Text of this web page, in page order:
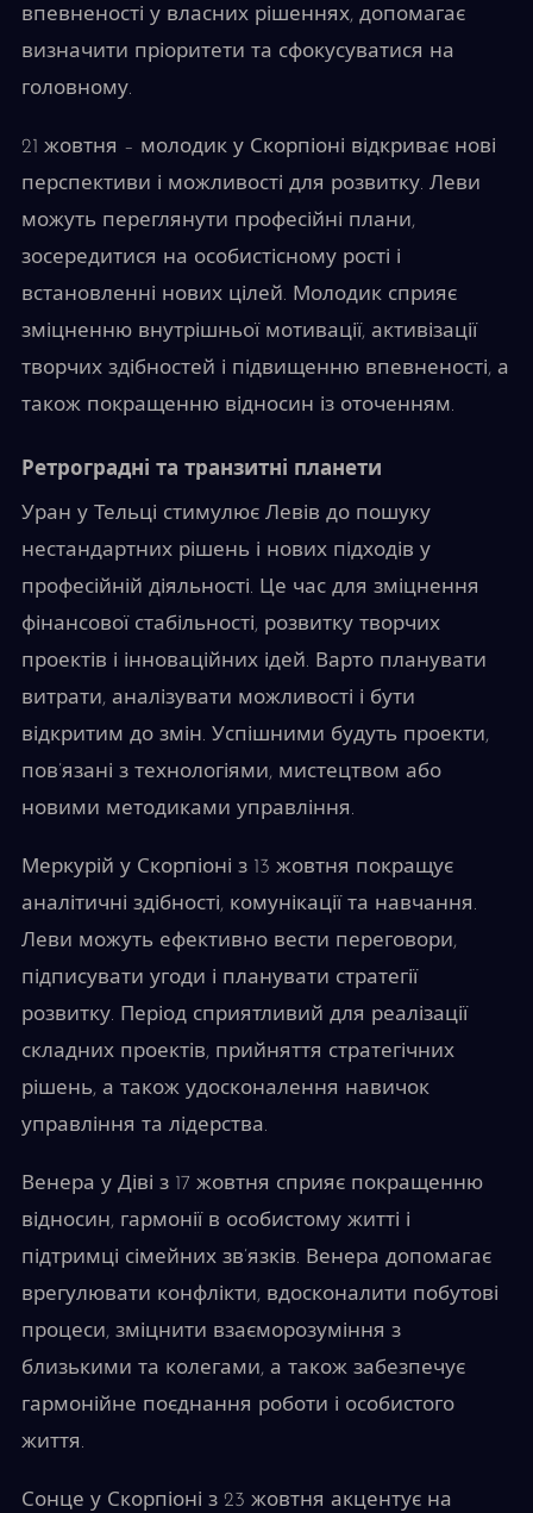
впевненості у власних рішеннях, допомагає
визначити пріоритети та сфокусуватися на
головному.
21 жовтня – молодик у Скорпіоні відкриває нові
перспективи і можливості для розвитку. Леви
можуть переглянути професійні плани,
зосередитися на особистісному рості і
встановленні нових цілей. Молодик сприяє
зміцненню внутрішньої мотивації, активізації
творчих здібностей і підвищенню впевненості, а
також покращенню відносин із оточенням.
Ретроградні та транзитні планети
Уран у Тельці стимулює Левів до пошуку
нестандартних рішень і нових підходів у
професійній діяльності. Це час для зміцнення
фінансової стабільності, розвитку творчих
проектів і інноваційних ідей. Варто планувати
витрати, аналізувати можливості і бути
відкритим до змін. Успішними будуть проекти,
пов’язані з технологіями, мистецтвом або
новими методиками управління.
Меркурій у Скорпіоні з 13 жовтня покращує
аналітичні здібності, комунікації та навчання.
Леви можуть ефективно вести переговори,
підписувати угоди і планувати стратегії
розвитку. Період сприятливий для реалізації
складних проектів, прийняття стратегічних
рішень, а також удосконалення навичок
управління та лідерства.
Венера у Діві з 17 жовтня сприяє покращенню
відносин, гармонії в особистому житті і
підтримці сімейних зв’язків. Венера допомагає
врегулювати конфлікти, вдосконалити побутові
процеси, зміцнити взаєморозуміння з
близькими та колегами, а також забезпечує
гармонійне поєднання роботи і особистого
життя.
Сонце у Скорпіоні з 23 жовтня акцентує на